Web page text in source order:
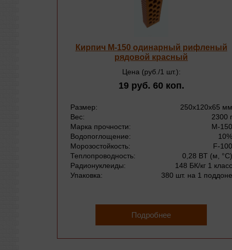
Кирпич М-150 одинарный рифленый
рядовой красный
Цена (руб./1 шт.):
19 руб. 60 коп.
Размер:
250х120х65 мм
Вес:
2300 г
Марка прочности:
М-150
Водопоглощение:
10%
Морозостойкость:
F-100
Теплопроводность:
0,28 BT (м, °С)
Радионуклеиды:
148 БК/кг 1 класс
Упаковка:
380 шт. на 1 поддоне
Подробнее